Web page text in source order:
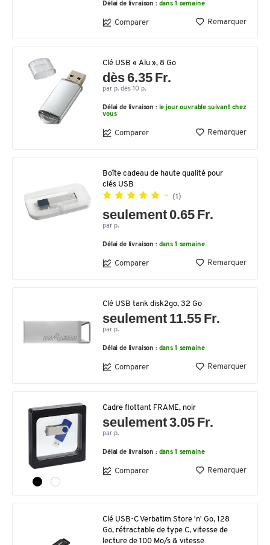
Délai de livraison : dans 1 semaine
Comparer Remarquer
Clé USB « Alu », 8 Go
dès 6.35 Fr.
par p. dès 10 p.
Délai de livraison : le jour ouvrable suivant chez
vous
Comparer Remarquer
Boîte cadeau de haute qualité pour
clés USB
(1)
seulement 0.65 Fr.
par p.
Délai de livraison : dans 1 semaine
Comparer Remarquer
Clé USB tank disk2go, 32 Go
seulement 11.55 Fr.
par p.
Délai de livraison : dans 1 semaine
Comparer Remarquer
Cadre flottant FRAME, noir
seulement 3.05 Fr.
par p.
Délai de livraison : dans 1 semaine
Comparer Remarquer
Clé USB-C Verbatim Store 'n' Go, 128
Go, rétractable de type C, vitesse de
lecture de 100 Mo/s & vitesse